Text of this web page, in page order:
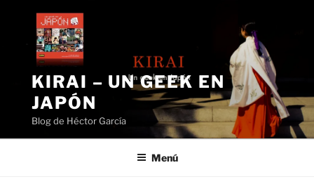
contenido
KIRAI – UN GEEK EN
JAPÓN
Blog de Héctor García
Menú